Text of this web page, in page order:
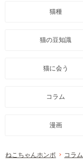
猫種
猫の豆知識
猫に会う
コラム
漫画
ねこちゃんホンポ コラム